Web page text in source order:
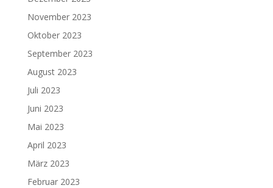
November 2023
Oktober 2023
September 2023
August 2023
Juli 2023
Juni 2023
Mai 2023
April 2023
März 2023
Februar 2023